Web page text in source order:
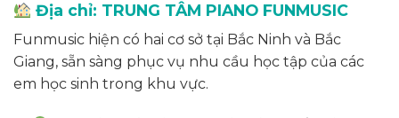
Địa chỉ: TRUNG TÂM PIANO FUNMUSIC
Funmusic hiện có hai cơ sở tại Bắc Ninh và Bắc
Giang, sẵn sàng phục vụ nhu cầu học tập của các
em học sinh trong khu vực.